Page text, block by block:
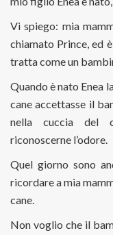
Vi spiego: mia
chiamato Prince, ed
tratta come un
Quando è nato Enea
cane accettasse il
nella cuccia del
riconoscerne l’odore.
Quel giorno sono
ricordare a mia
cane.
Non voglio che il